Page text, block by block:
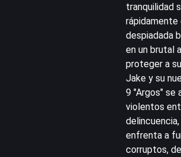
tranquilidad
rápidamente
despiadada
en un brutal
proteger a
Jake y su
9 "Argos" se
violentos
enfrenta a
corruptos,